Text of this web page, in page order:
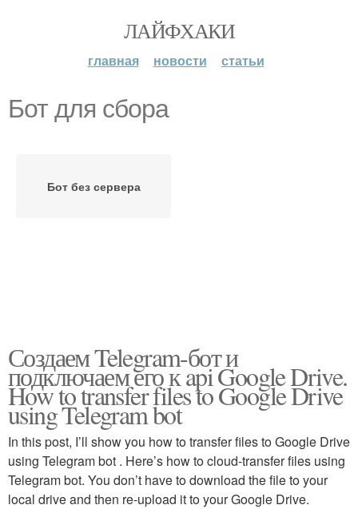
ЛАЙФХАКИ
главная новости статьи
Бот для сбора
Бот без сервера
Создаем Telegram-бот и
подключаем его к api Google Drive.
How to transfer files to Google Drive
using Telegram bot
In this post, I’ll show you how to transfer files to Google Drive
using Telegram bot . Here’s how to cloud-transfer files using
Telegram bot. You don’t have to download the file to your
local drive and then re-upload it to your Google Drive.